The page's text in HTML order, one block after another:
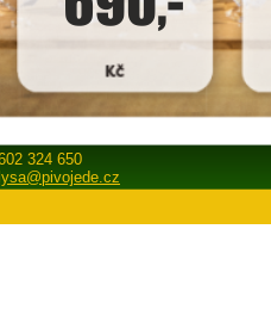
324 650
lysa@pivojede.cz